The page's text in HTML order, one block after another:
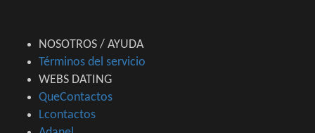
NOSOTROS / AYUDA
Términos del servicio
WEBS DATING
QueContactos
Lcontactos